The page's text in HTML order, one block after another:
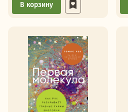
В корзину